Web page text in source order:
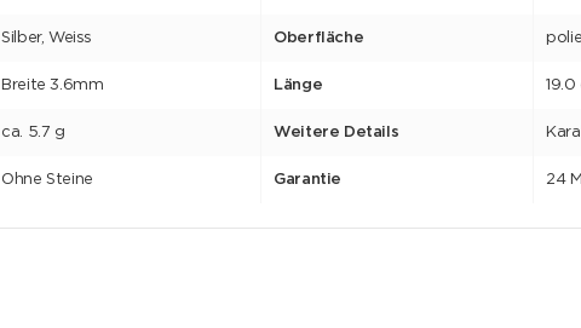
Silber, Weiss Oberfläche
Breite 3.6mm Länge 19.0
ca. 5.7 g Weitere Details
Ohne Steine Garantie 24